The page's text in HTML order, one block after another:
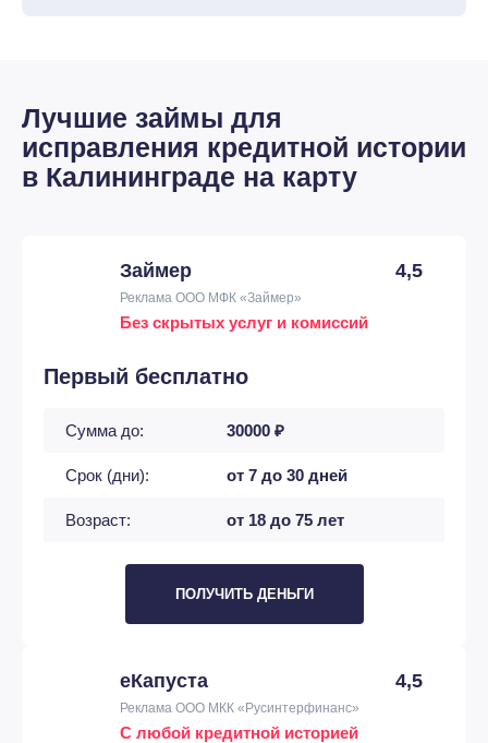
Лучшие займы для
исправления кредитной истории
в Калининграде на карту
Займер 4,5
Реклама ООО МФК «Займер»
Без скрытых услуг и комиссий
Первый бесплатно
Сумма до: 30000 ₽
Срок (дни): от 7 до 30 дней
Возраст: от 18 до 75 лет
ПОЛУЧИТЬ ДЕНЬГИ
еКапуста 4,5
Реклама ООО МКК «Русинтерфинанс»
С любой кредитной историей